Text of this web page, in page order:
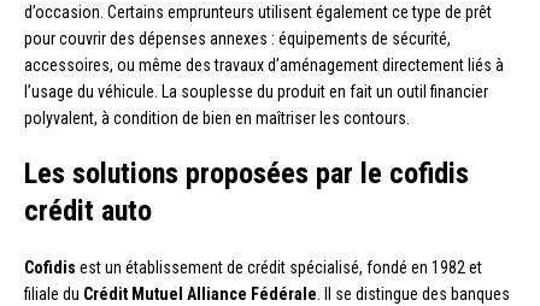
d’occasion. Certains emprunteurs utilisent également ce type de prêt
pour couvrir des dépenses annexes : équipements de sécurité,
accessoires, ou même des travaux d’aménagement directement liés à
l’usage du véhicule. La souplesse du produit en fait un outil financier
polyvalent, à condition de bien en maîtriser les contours.
Les solutions proposées par le cofidis
crédit auto
Cofidis est un établissement de crédit spécialisé, fondé en 1982 et
filiale du Crédit Mutuel Alliance Fédérale. Il se distingue des banques